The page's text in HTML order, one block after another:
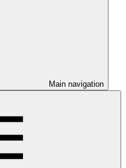
Main navigation